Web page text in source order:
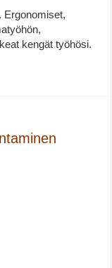
Ergonomiset,
kengät työhösi.